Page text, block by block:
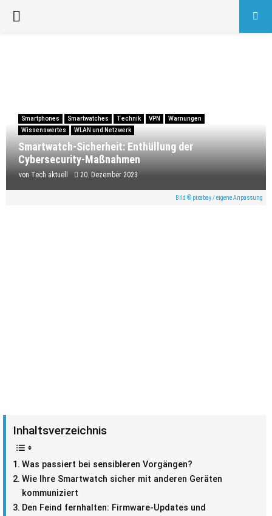
PRIMARY
Smartphones Smartwatches Technik VPN
Warnungen
Wissenswertes
WLAN und Netzwerk
Smartwatch-Sicherheit: Enthüllung der
Cybersecurity-Maßnahmen
von Tech aktuell 20. Dezember 2023
Bild © pixabay / eigene Anpassung
Inhaltsverzeichnis
Was passiert bei sensibleren Vorgängen?
Wie Ihre Smartwatch sicher mit anderen Geräten
kommuniziert
Den Feind fernhalten: Firmware-Updates und